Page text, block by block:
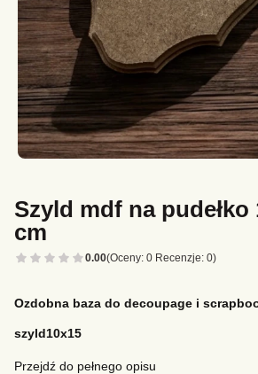
Szyld mdf na pudełko
cm
0.00(Oceny: 0 Recenzje: 0)
Ozdobna baza do decoupage i
szyld10x15
Przejdź do pełnego opisu